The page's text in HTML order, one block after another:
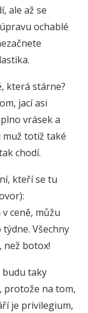
ale až se
ochablé
která stárne?
jací asi
vrásek a
muž totiž také
chodí.
kteří se tu
ceně, můžu
Všechny
než botox!
budu taky
protože na tom,
je privilegium,